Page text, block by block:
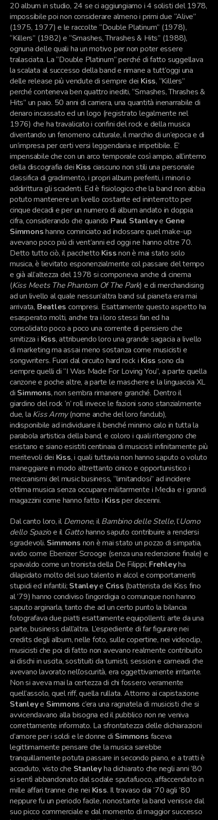
20 album in studio, 24 se ci aggiungiamo i 4 solisti del 1978,
impossibile poi non considerare almeno i primi due “Alive”
(1975, 1977) e le raccolte “Double Platinum” (1978),
“Killers” (1982) e “Smashes, Thrashes & Hits” (1988),
ognuna delle quali ha un motivo per non poter essere
tralasciata. La “Double Platinum” perché di fatto suggellava
la scalata al successo della band e rimane a tutt’oggi una
delle release più vendute di sempre dei Kiss, “Killers”
perché conteneva ben quattro inediti, “Smashes, Thrashes &
Hits” un paio. 50 anni di carriera, una quantità inenarrabile di
denaro incassato ed un logo (registrato legalmente nel
1976) che ha travalicato i confini del rock e della musica
diventando un fenomeno culturale, il marchio di un’epoca e di
un’impresa per certi versi leggendaria e irripetibile. E’
impensabile che con un arco temporale così ampio, all’interno
della discografia dei Kiss ciascuno non stili una personale
classifica di gradimento, i propri album preferiti, i minori o
addirittura gli scadenti. Ed è fisiologico che la band non abbia
potuto mantenere un livello costante ed ininterrotto per
cinque decadi e per un numero di album andato in doppia
cifra, considerando che quando Paul Stanleye Gene
Simmonshanno cominciato ad indossare quel make-up
avevano poco più di vent’anni ed oggi ne hanno oltre 70.
Detto tutto ciò, il pacchetto Kissnon è mai stato solo
musica, è lievitato esponenzialmente col passare del tempo
e già all’altezza del 1978 si componeva anche di cinema
(Kiss Meets The Phantom Of The Park) e di merchandising
ad un livello al quale nessun’altra band sul pianeta era mai
arrivata, Beatles compresi. Esattamente questo aspetto ha
esasperato molti, anche tra i loro stessi fan ed ha
consolidato poco a poco una corrente di pensiero che
smitizza i Kiss, attribuendo loro una grande sagacia a livello
di marketing ma assai meno sostanza come musicisti e
songwriters. Fuori dal circuito hard rock i Kiss sono da
sempre quelli di “I Was Made For Loving You”, a parte quella
canzone e poche altre, a parte le maschere e la linguaccia XL
di Simmons, non sembra rimanere granché. Dentro il
giardino del rock ‘n’ roll invece le fazioni sono stanzialmente
due, la Kiss Army(nome anche del loro fanclub),
indisponibile ad individuare il benché minimo calo in tutta la
parabola artistica della band, e coloro i quali ritengono che
esistano e siano esistiti centinaia di musicisti infinitamente più
meritevoli dei Kiss, i quali tuttavia non hanno saputo o voluto
maneggiare in modo altrettanto cinico e opportunistico i
meccanismi del music business, “limitandosi” ad incidere
ottima musica senza occupare militarmente i Media e i grandi
magazzini come hanno fatto i Kissper decenni.
Dal canto loro, il Demone, ilBambino delle Stelle, l’Uomo
dello Spazio e il Gattohanno saputo contribuire a rendersi
sgradevoli. Simmons non è mai stato un pozzo di simpatia,
avido come Ebenizer Scrooge (senza una redenzione finale) e
spavaldo come un tronista della De Filippi; Frehleyha
dilapidato molto del suo talento in alcol e comportamenti
stupidi ed infantili; Stanleye Criss (batterista dei Kiss fino
al ’79) hanno condiviso l’ingordigia o comunque non hanno
saputo arginarla, tanto che ad un certo punto la bilancia
fotografava due piatti esattamente equipollenti: arte da una
parte, business dall’altra. L’espediente di far figurare nei
credits degli album, nelle foto, sulle copertine, nei videoclip,
musicisti che poi di fatto non avevano realmente contribuito
ai dischi in uscita, sostituiti da turnisti, session e carneadi che
avevano lavorato nell’oscurità, era oggettivamente irritante.
Non si aveva mai la certezza di chi fossero veramente
quell’assolo, quel riff, quella rullata. Attorno ai capistazione
Stanleye Simmons c’era una ragnatela di musicisti che si
avvicendavano alla bisogna ed il pubblico non ne veniva
correttamente informato. La sfrontatezza delle dichiarazioni
d’amore per i soldi e le donne di Simmons faceva
legittimamente pensare che la musica sarebbe
tranquillamente potuta passare in secondo piano, e a tratti è
accaduto, visto che Stanleyha dichiarato che negli anni ’80
si sentì abbandonato dal sodale sputafuoco, affaccendato in
mille affari tranne che nei Kiss. Il travaso dai ’70 agli ’80
neppure fu un periodo facile, nonostante la band venisse dal
suo picco commerciale e dal momento di maggior successo